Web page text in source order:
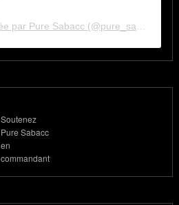
Soutenez
Pure Sabacc
en
commandant